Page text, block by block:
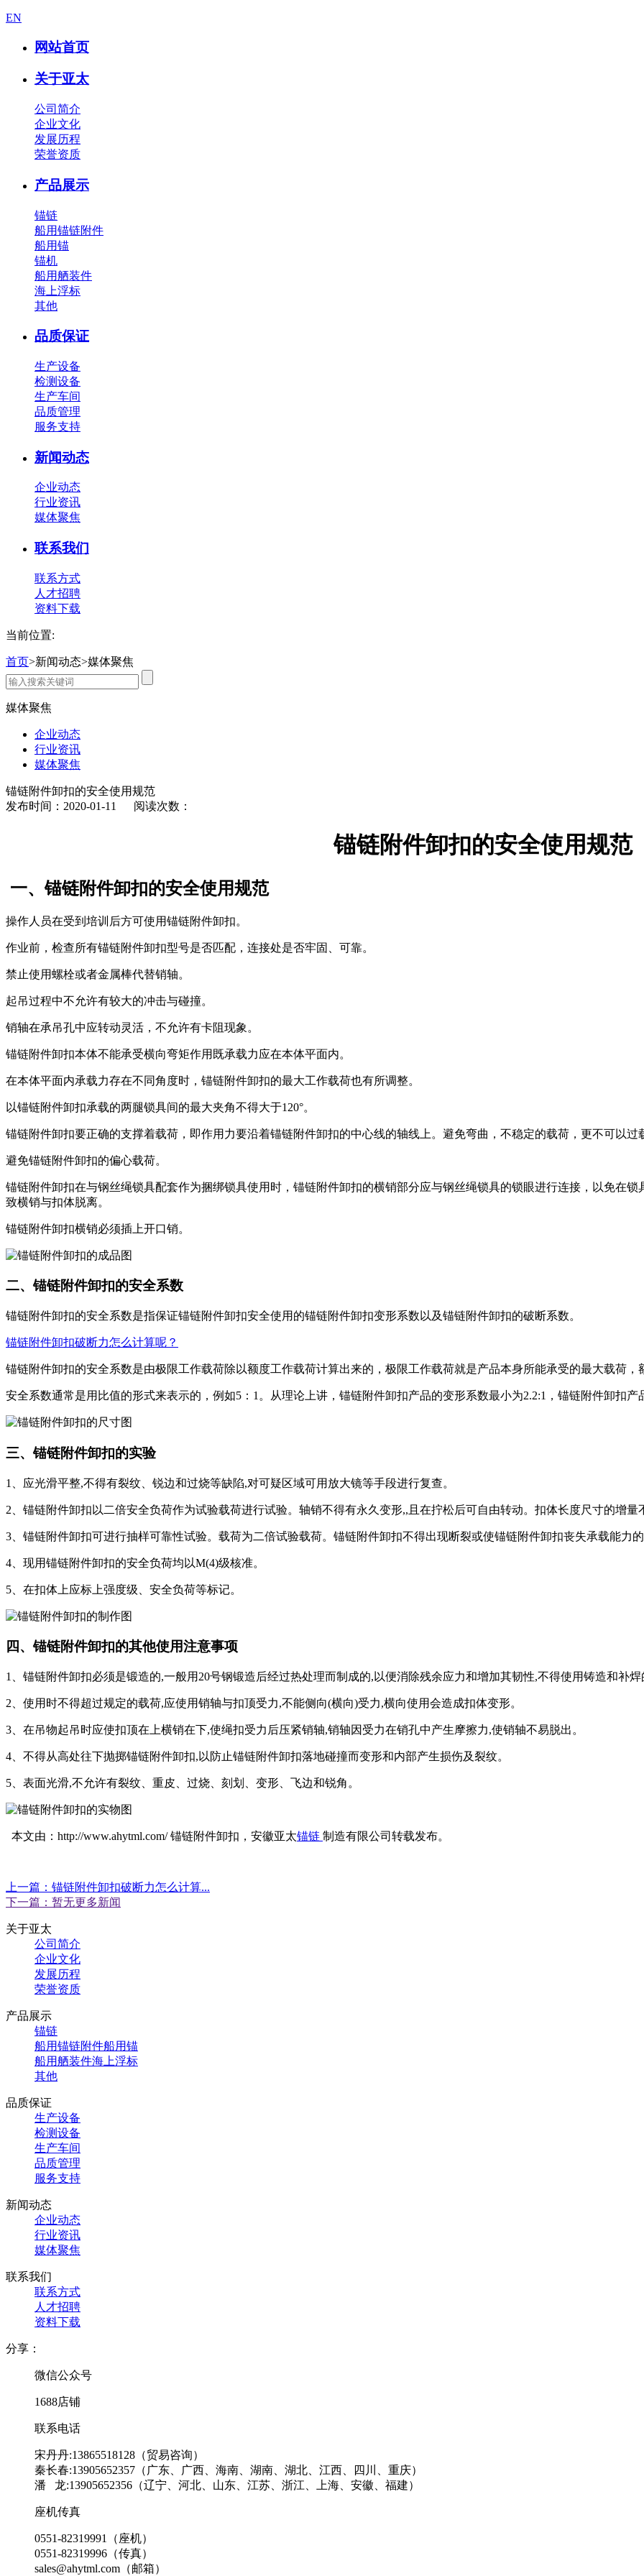
EN
网站首页
关于亚太
公司简介
企业文化
发展历程
荣誉资质
产品展示
锚链
船用锚链附件
船用锚
锚机
船用舾装件
海上浮标
其他
品质保证
生产设备
检测设备
生产车间
品质管理
服务支持
新闻动态
企业动态
行业资讯
媒体聚焦
联系我们
联系方式
人才招聘
资料下载
当前位置:
首页>新闻动态>媒体聚焦
媒体聚焦
企业动态
行业资讯
媒体聚焦
锚链附件卸扣的安全使用规范
发布时间：2020-01-11 阅读次数：
锚链附件卸扣的安全使用规范
一、锚链附件卸扣的安全使用规范
操作人员在受到培训后方可使用锚链附件卸扣。
作业前，检查所有锚链附件卸扣型号是否匹配，连接处是否牢固、可靠。
禁止使用螺栓或者金属棒代替销轴。
起吊过程中不允许有较大的冲击与碰撞。
销轴在承吊孔中应转动灵活，不允许有卡阻现象。
锚链附件卸扣本体不能承受横向弯矩作用既承载力应在本体平面内。
在本体平面内承载力存在不同角度时，锚链附件卸扣的最大工作载荷也有所调整。
以锚链附件卸扣承载的两腿锁具间的最大夹角不得大于120°。
锚链附件卸扣要正确的支撑着载荷，即作用力要沿着锚链附件卸扣的中心线的轴线上。避免弯曲，不稳定的载荷，更不可以过
避免锚链附件卸扣的偏心载荷。
锚链附件卸扣在与钢丝绳锁具配套作为捆绑锁具使用时，锚链附件卸扣的横销部分应与钢丝绳锁具的锁眼进行连接，以免在
致横销与扣体脱离。
锚链附件卸扣横销必须插上开口销。
二、锚链附件卸扣的安全系数
锚链附件卸扣的安全系数是指保证锚链附件卸扣安全使用的锚链附件卸扣变形系数以及锚链附件卸扣的破断系数。
锚链附件卸扣破断力怎么计算呢？
锚链附件卸扣的安全系数是由极限工作载荷除以额度工作载荷计算出来的，极限工作载荷就是产品本身所能承受的最大载荷，
安全系数通常是用比值的形式来表示的，例如5：1。从理论上讲，锚链附件卸扣产品的变形系数最小为2.2:1，锚链附件卸扣产
三、锚链附件卸扣的实验
1、应光滑平整,不得有裂纹、锐边和过烧等缺陷,对可疑区域可用放大镜等手段进行复查。
2、锚链附件卸扣以二倍安全负荷作为试验载荷进行试验。轴销不得有永久变形,,且在拧松后可自由转动。扣体长度尺寸的增量
3、锚链附件卸扣可进行抽样可靠性试验。载荷为二倍试验载荷。锚链附件卸扣不得出现断裂或使锚链附件卸扣丧失承载能力
4、现用锚链附件卸扣的安全负荷均以M(4)级核准。
5、在扣体上应标上强度级、安全负荷等标记。
四、锚链附件卸扣的其他使用注意事项
1、锚链附件卸扣必须是锻造的,一般用20号钢锻造后经过热处理而制成的,以便消除残余应力和增加其韧性,不得使用铸造和补焊
2、使用时不得超过规定的载荷,应使用销轴与扣顶受力,不能侧向(横向)受力,横向使用会造成扣体变形。
3、在吊物起吊时应使扣顶在上横销在下,使绳扣受力后压紧销轴,销轴因受力在销孔中产生摩擦力,使销轴不易脱出。
4、不得从高处往下抛掷锚链附件卸扣,以防止锚链附件卸扣落地碰撞而变形和内部产生损伤及裂纹。
5、表面光滑,不允许有裂纹、重皮、过烧、刻划、变形、飞边和锐角。
本文由：http://www.ahytml.com/ 锚链附件卸扣，安徽亚太锚链 制造有限公司转载发布。
上一篇：锚链附件卸扣破断力怎么计算...
下一篇：暂无更多新闻
关于亚太
公司简介
企业文化
发展历程
荣誉资质
产品展示
锚链
船用锚链附件船用锚
船用舾装件海上浮标
其他
品质保证
生产设备
检测设备
生产车间
品质管理
服务支持
新闻动态
企业动态
行业资讯
媒体聚焦
联系我们
联系方式
人才招聘
资料下载
分享：
微信公众号
1688店铺
联系电话
宋丹丹:13865518128（贸易咨询）
秦长春:13905652357（广东、广西、海南、湖南、湖北、江西、四川、重庆）
潘 龙:13905652356（辽宁、河北、山东、江苏、浙江、上海、安徽、福建）
座机传真
0551-82319991（座机）
0551-82319996（传真）
sales@ahytml.com（邮箱）